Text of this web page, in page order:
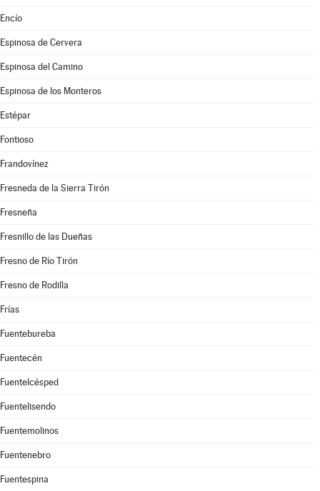
Encío
Espinosa de Cervera
Espinosa del Camino
Espinosa de los Monteros
Estépar
Fontioso
Frandovínez
Fresneda de la Sierra Tirón
Fresneña
Fresnillo de las Dueñas
Fresno de Río Tirón
Fresno de Rodilla
Frías
Fuentebureba
Fuentecén
Fuentelcésped
Fuentelisendo
Fuentemolinos
Fuentenebro
Fuentespina